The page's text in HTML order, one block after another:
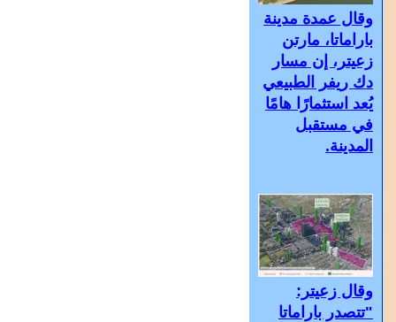
وقال عمدة مدينة
باراماتا، مارتن
زعيتر، إن مسار
دك ريفر الطبيعي
يُعد استثمارًا هامًا
في مستقبل
المدينة.
وقال زعيتر:
"تتصدر باراماتا